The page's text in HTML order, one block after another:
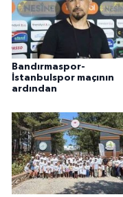
Bandırmaspor-
İstanbulspor maçının
ardından